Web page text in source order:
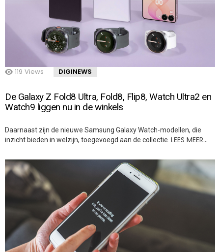
119 Views DIGINEWS
De Galaxy Z Fold8 Ultra, Fold8, Flip8, Watch Ultra2 en
Watch9 liggen nu in de winkels
Daarnaast zijn de nieuwe Samsung Galaxy Watch-modellen, die
inzicht bieden in welzijn, toegevoegd aan de collectie. LEES MEER…